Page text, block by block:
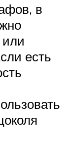
в
есть